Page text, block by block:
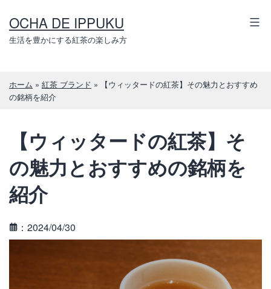
OCHA DE IPPUKU
生活を豊かにする紅茶の楽しみ方
ホーム » 紅茶 ブランド »
【ウィッタードの紅茶】その魅力とおすすめ
の銘柄を紹介
【ウィッタードの紅茶】そ
の魅力とおすすめの銘柄を
紹介
：2024/04/30